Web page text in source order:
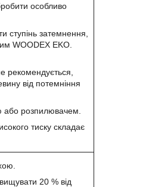
особливо
ступінь затемнення,
WOODEX EKO.
рекомендується,
від потемніння
або розпилювачем.
тиску складає
20 % від